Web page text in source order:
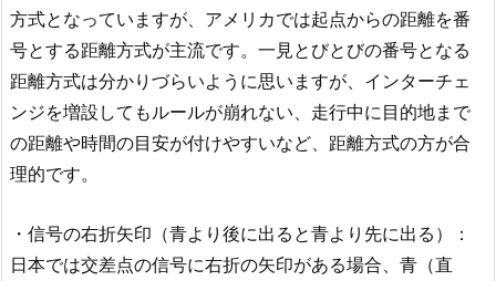
方式となっていますが、アメリカでは起点からの距離を番
号とする距離方式が主流です。一見とびとびの番号となる
距離方式は分かりづらいように思いますが、インターチェ
ンジを増設してもルールが崩れない、走行中に目的地まで
の距離や時間の目安が付けやすいなど、距離方式の方が合
理的です。
・信号の右折矢印（青より後に出ると青より先に出る）：
日本では交差点の信号に右折の矢印がある場合、青（直